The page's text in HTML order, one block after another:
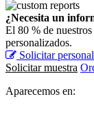
¿Necesita un
El 80 % de
personalizados.
Solicitar
Solicitar muestra
Aparecemos en: